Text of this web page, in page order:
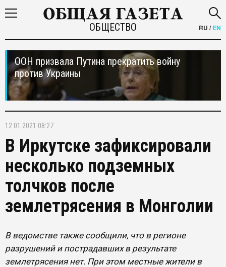
ОБЩЕСТВО RU /EN
ООН призвала Путина прекратить войну
против Украины
12.01.2021 08:27
В Иркутске зафиксировали
несколько подземных
толчков после
землетрясения в Монголии
В ведомстве также сообщили, что в регионе
разрушений и пострадавших в результате
землетрясения нет. При этом местные жители в